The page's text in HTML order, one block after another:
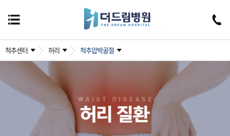
척추센터 허리 척추압박골절